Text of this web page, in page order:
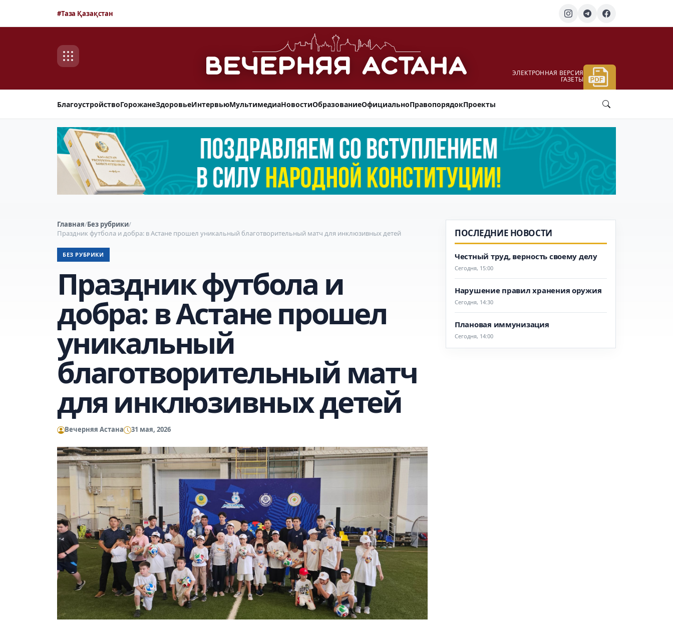
#Таза Қазақстан
ЭЛЕКТРОННАЯ ВЕРСИЯ
ГАЗЕТЫ
БлагоустройствоГорожанеЗдоровьеИнтервьюМультимедиаНовостиОбразованиеОфициальноПравопорядокПроекты
Главная/Без рубрики/
Праздник футбола и добра: в Астане прошел уникальный благотворительный матч для инклюзивных детей
БЕЗ РУБРИКИ
Праздник футбола и
добра: в Астане прошел
уникальный
благотворительный матч
для инклюзивных детей
Вечерняя Астана 31 мая, 2026
ПОСЛЕДНИЕ НОВОСТИ
Честный труд, верность своему делу
Сегодня, 15:00
Нарушение правил хранения оружия
Сегодня, 14:30
Плановая иммунизация
Сегодня, 14:00